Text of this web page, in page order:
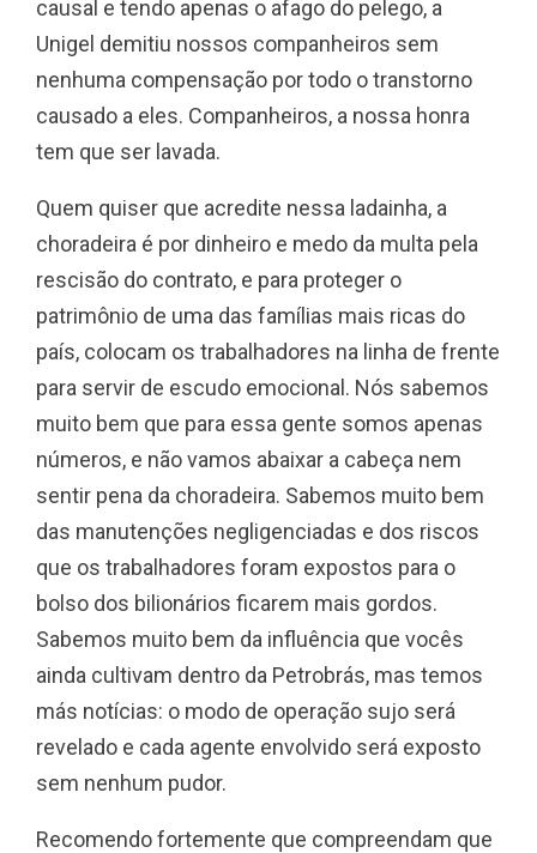
causal e tendo apenas o afago do pelego, a
Unigel demitiu nossos companheiros sem
nenhuma compensação por todo o transtorno
causado a eles. Companheiros, a nossa honra
tem que ser lavada.
Quem quiser que acredite nessa ladainha, a
choradeira é por dinheiro e medo da multa pela
rescisão do contrato, e para proteger o
patrimônio de uma das famílias mais ricas do
país, colocam os trabalhadores na linha de frente
para servir de escudo emocional. Nós sabemos
muito bem que para essa gente somos apenas
números, e não vamos abaixar a cabeça nem
sentir pena da choradeira. Sabemos muito bem
das manutenções negligenciadas e dos riscos
que os trabalhadores foram expostos para o
bolso dos bilionários ficarem mais gordos.
Sabemos muito bem da influência que vocês
ainda cultivam dentro da Petrobrás, mas temos
más notícias: o modo de operação sujo será
revelado e cada agente envolvido será exposto
sem nenhum pudor.
Recomendo fortemente que compreendam que